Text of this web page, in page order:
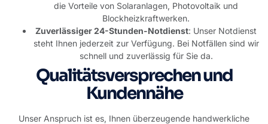
die Vorteile von Solaranlagen, Photovoltaik und
Blockheizkraftwerken.
Zuverlässiger 24-Stunden-Notdienst: Unser Notdienst
steht Ihnen jederzeit zur Verfügung. Bei Notfällen sind wir
schnell und zuverlässig für Sie da.
Qualitätsversprechen und
Kundennähe
Unser Anspruch ist es, Ihnen überzeugende handwerkliche